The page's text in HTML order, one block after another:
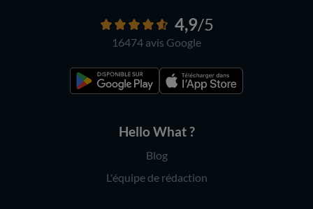
4,9/5
16474 avis Google
Hello What ?
Blog
L'équipe de rédaction